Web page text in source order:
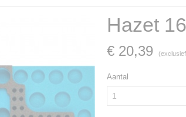
Hazet
€ 20,39
Aantal